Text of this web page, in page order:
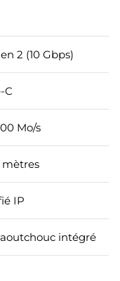
2 (10 Gbps)
C
Mo/s
mètres
IP
intégré